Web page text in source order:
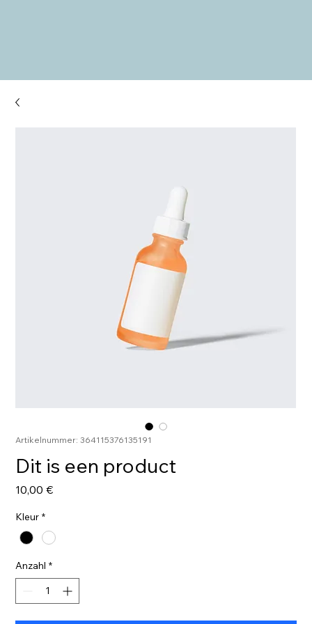
Artikelnummer: 364115376135191
Dit is een product
10,00 €Preis
Kleur *
Anzahl *